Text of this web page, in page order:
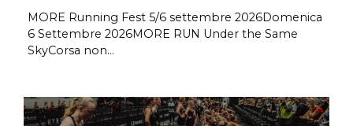
MORE Running Fest 5/6 settembre 2026Domenica
6 Settembre 2026MORE RUN Under the Same
SkyCorsa non...